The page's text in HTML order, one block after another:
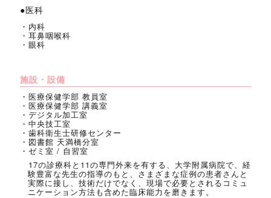
●医科
・内科
・耳鼻咽喉科
・眼科
施設・設備
・医療保健学部 教員室
・医療保健学部 講義室
・デジタル加工室
・中央技工室
・歯科衛生士研修センター
・図書館 天満橋分室
・ゼミ室 / 自習室
17の診療科と11の専門外来を有する、大学附属病院で、経
験豊富な先生の指導のもと、さまざまな症例の患者さんと
実際に接し、技術だけでなく、現場で必要とされるコミュ
ニケーション方法も含めた臨床能力を磨きます。